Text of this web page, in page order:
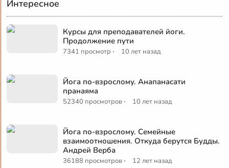
Интересное
Курсы для преподавателей йоги.
Продолжение пути
7341 просмотр · 10 лет назад
Йога по-взрослому. Анапанасати
пранаяма
52340 просмотров · 10 лет назад
Йога по-взрослому. Семейные
взаимоотношения. Откуда берутся Будды.
Андрей Верба
36188 просмотров · 12 лет назад